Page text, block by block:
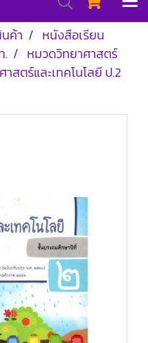
ค้า
หนังสือเรียน
.
หมวดวิทยาศาสตร์
สตร์และเทคโนโลยี ป.2